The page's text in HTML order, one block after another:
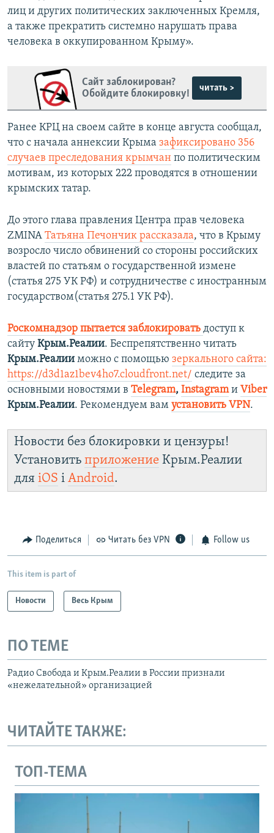
лиц и других политических заключенных Кремля,
а также прекратить системно нарушать права
человека в оккупированном Крыму».
Сайт заблокирован?
Обойдите блокировку!
читать >
Ранее КРЦ на своем сайте в конце августа сообщал,
что с начала аннексии Крыма зафиксировано 356
случаев преследования крымчан по политическим
мотивам, из которых 222 проводятся в отношении
крымских татар.
До этого глава правления Центра прав человека
ZMINA Татьяна Печончик рассказала, что в Крыму
возросло число обвинений со стороны российских
властей по статьям о государственной измене
(статья 275 УК РФ) и сотрудничестве с иностранным
государством(статья 275.1 УК РФ).
Роскомнадзор пытается заблокировать доступ к
сайту Крым.Реалии. Беспрепятственно читать
Крым.Реалии можно с помощью зеркального сайта:
https://d3d1az1bev4ho7.cloudfront.net/ следите за
основными новостями в Telegram, Instagramи Viber
Крым.Реалии. Рекомендуем вам установить VPN.
Новости без блокировки и цензуры!
Установить приложение Крым.Реалии
для iOS і Android.
Поделиться Читать без VPN Follow us
This item is part of
Новости Весь Крым
ПО ТЕМЕ
Радио Свобода и Крым.Реалии в России признали
«нежелательной» организацией
ЧИТАЙТЕ ТАКЖЕ:
ТОП-ТЕМА